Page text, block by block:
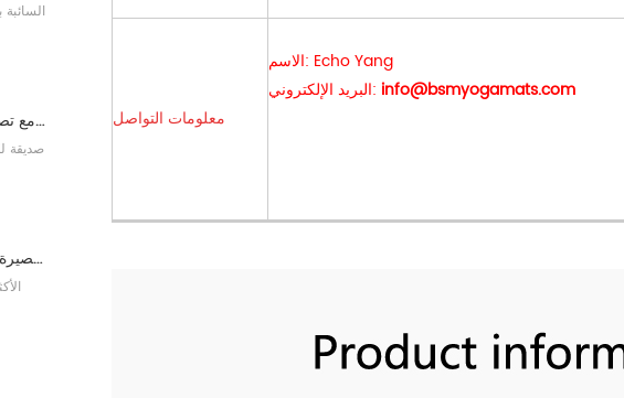
OEM حصيرة اليوغا الفلين التسمية الخاصة مع تصميم حسب الطلب
صديقة للبيئة المطاط / اللياقة البدنية / مخصص اليوغا حصيرة / حصير ممارسة الفلين
معلومات التواصل
الاسم: Echo Yang
البريد الإلكتروني: info@bsmyogamats.com